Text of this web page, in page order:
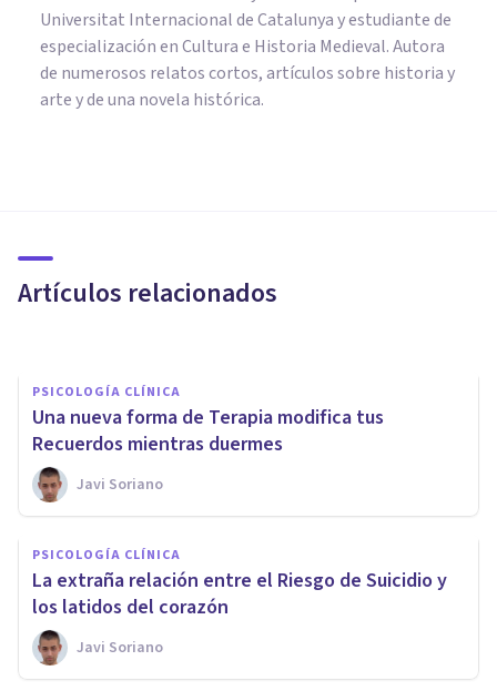
Universitat Internacional de Catalunya y estudiante de
especialización en Cultura e Historia Medieval. Autora
de numerosos relatos cortos, artículos sobre historia y
arte y de una novela histórica.
Artículos relacionados
IA
PSICOLOGÍA CLÍNICA
Una nueva forma de Terapia modifica tus
Recuerdos mientras duermes
Javi Soriano
PSICOLOGÍA CLÍNICA
La extraña relación entre el Riesgo de Suicidio y
los latidos del corazón
Javi Soriano
PSICOLOGÍA CLÍNICA
Esta parte del Cerebro es el
doble de grande en las
personas con Depresión
Javi Soriano